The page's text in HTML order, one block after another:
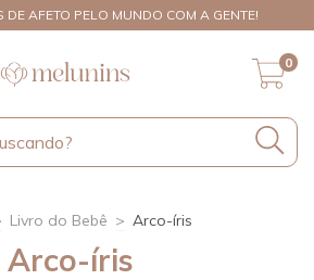
DE AFETO PELO MUNDO COM A GENTE!
0
Livro do Bebê > Arco-íris
Arco-íris